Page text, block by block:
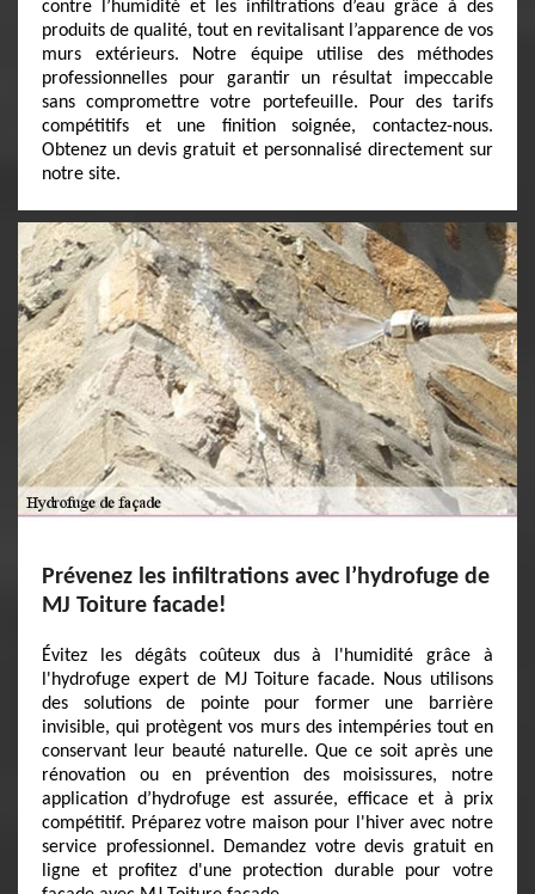
contre l’humidité et les infiltrations d’eau grâce à des
produits de qualité, tout en revitalisant l’apparence de vos
murs extérieurs. Notre équipe utilise des méthodes
professionnelles pour garantir un résultat impeccable
sans compromettre votre portefeuille. Pour des tarifs
compétitifs et une finition soignée, contactez-nous.
Obtenez un devis gratuit et personnalisé directement sur
notre site.
Prévenez les infiltrations avec l’hydrofuge de
MJ Toiture facade!
Évitez les dégâts coûteux dus à l'humidité grâce à
l'hydrofuge expert de MJ Toiture facade. Nous utilisons
des solutions de pointe pour former une barrière
invisible, qui protègent vos murs des intempéries tout en
conservant leur beauté naturelle. Que ce soit après une
rénovation ou en prévention des moisissures, notre
application d’hydrofuge est assurée, efficace et à prix
compétitif. Préparez votre maison pour l'hiver avec notre
service professionnel. Demandez votre devis gratuit en
ligne et profitez d'une protection durable pour votre